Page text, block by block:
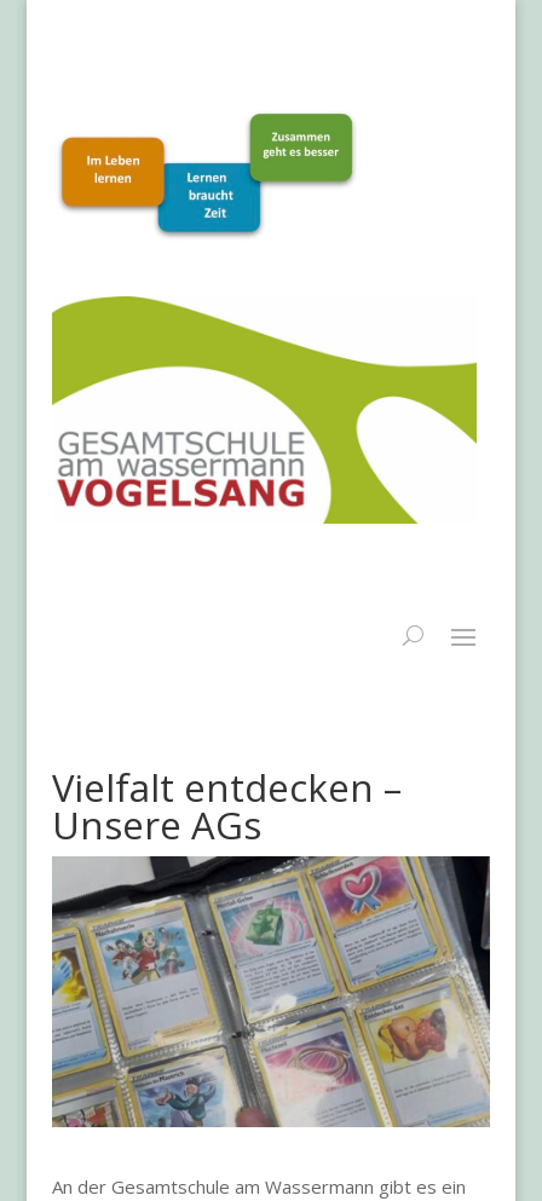
Vielfalt entdecken –
Unsere AGs
An der Gesamtschule am Wassermann gibt es ein